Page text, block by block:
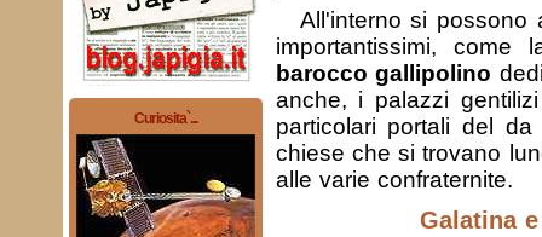
Curiosita`...
All'interno si possono
importantissimi, come
barocco gallipolino
anche, i palazzi
particolari portali del
chiese che si trovano
alle varie confraternite.
Galatina